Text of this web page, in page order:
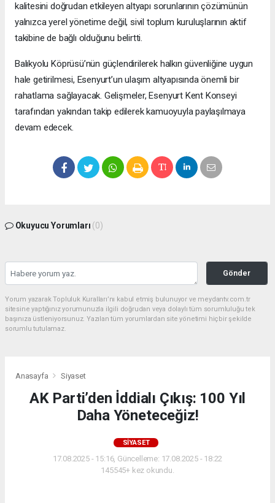
kalitesini doğrudan etkileyen altyapı sorunlarının çözümünün
yalnızca yerel yönetime değil, sivil toplum kuruluşlarının aktif
takibine de bağlı olduğunu belirtti.
Balıkyolu Köprüsü’nün güçlendirilerek halkın güvenliğine uygun
hale getirilmesi, Esenyurt’un ulaşım altyapısında önemli bir
rahatlama sağlayacak. Gelişmeler, Esenyurt Kent Konseyi
tarafından yakından takip edilerek kamuoyuyla paylaşılmaya
devam edecek.
Okuyucu Yorumları (0)
Gönder
Yorum yazarak Topluluk Kuralları’nı kabul etmiş bulunuyor ve meydantv.com.tr
sitesine yaptığınız yorumunuzla ilgili doğrudan veya dolaylı tüm sorumluluğu tek
başınıza üstleniyorsunuz. Yazılan tüm yorumlardan site yönetimi hiçbir şekilde
sorumlu tutulamaz.
Anasayfa Siyaset
AK Parti’den İddialı Çıkış: 100 Yıl
Daha Yöneteceğiz!
SIYASET
17.08.2025 - 15:16, Güncelleme: 17.08.2025 - 18:22
145545+ kez okundu.